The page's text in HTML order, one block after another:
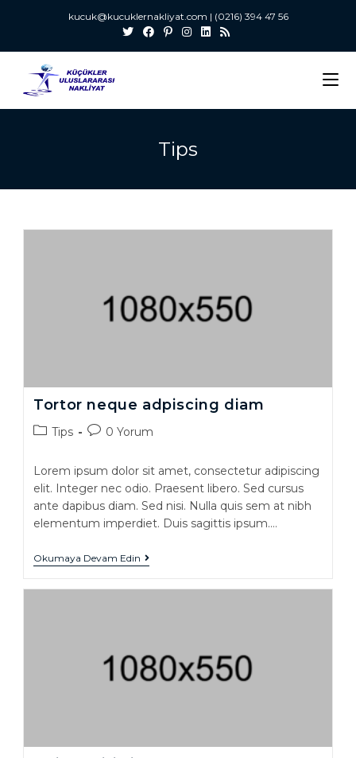
kucuk@kucuklernakliyat.com | (0216) 394 47 56
Tips
Tortor neque adpiscing diam
Tips 0 Yorum
Lorem ipsum dolor sit amet, consectetur adipiscing
elit. Integer nec odio. Praesent libero. Sed cursus
ante dapibus diam. Sed nisi. Nulla quis sem at nibh
elementum imperdiet. Duis sagittis ipsum.…
Okumaya Devam Edin